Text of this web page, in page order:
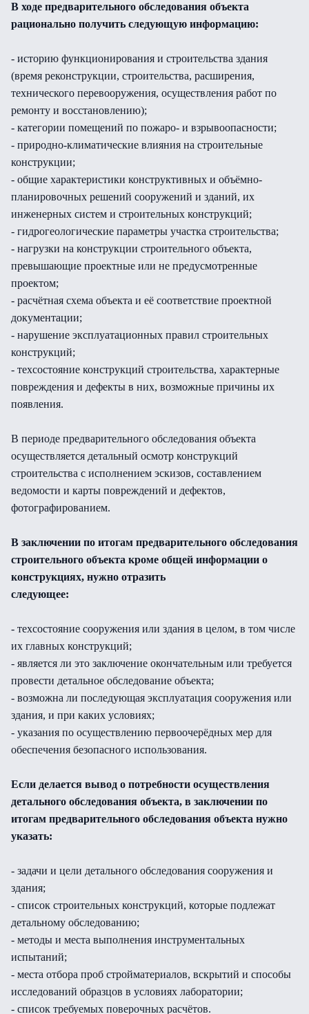
В ходе предварительного обследования объекта
рационально получить следующую информацию:
- историю функционирования и строительства здания
(время реконструкции, строительства, расширения,
технического перевооружения, осуществления работ по
ремонту и восстановлению);
- категории помещений по пожаро- и взрывоопасности;
- природно-климатические влияния на строительные
конструкции;
- общие характеристики конструктивных и объёмно-
планировочных решений сооружений и зданий, их
инженерных систем и строительных конструкций;
- гидрогеологические параметры участка строительства;
- нагрузки на конструкции строительного объекта,
превышающие проектные или не предусмотренные
проектом;
- расчётная схема объекта и её соответствие проектной
документации;
- нарушение эксплуатационных правил строительных
конструкций;
- техсостояние конструкций строительства, характерные
повреждения и дефекты в них, возможные причины их
появления.
В периоде предварительного обследования объекта
осуществляется детальный осмотр конструкций
строительства с исполнением эскизов, составлением
ведомости и карты повреждений и дефектов,
фотографированием.
В заключении по итогам предварительного обследования
строительного объекта кроме общей информации о
конструкциях, нужно отразить
следующее:
- техсостояние сооружения или здания в целом, в том числе
их главных конструкций;
- является ли это заключение окончательным или требуется
провести детальное обследование объекта;
- возможна ли последующая эксплуатация сооружения или
здания, и при каких условиях;
- указания по осуществлению первоочерёдных мер для
обеспечения безопасного использования.
Если делается вывод о потребности осуществления
детального обследования объекта, в заключении по
итогам предварительного обследования объекта нужно
указать:
- задачи и цели детального обследования сооружения и
здания;
- список строительных конструкций, которые подлежат
детальному обследованию;
- методы и места выполнения инструментальных
испытаний;
- места отбора проб стройматериалов, вскрытий и способы
исследований образцов в условиях лаборатории;
- список требуемых поверочных расчётов.